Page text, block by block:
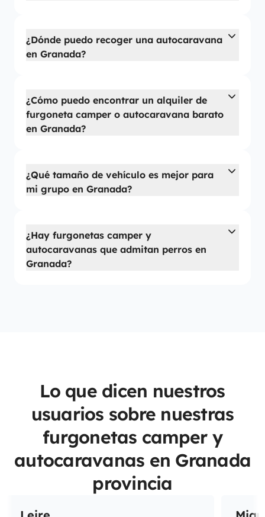
¿Dónde puedo recoger una autocaravana
en Granada?
¿Cómo puedo encontrar un alquiler de
furgoneta camper o autocaravana barato
en Granada?
¿Qué tamaño de vehículo es mejor para
mi grupo en Granada?
¿Hay furgonetas camper y
autocaravanas que admitan perros en
Granada?
Lo que dicen nuestros
usuarios sobre nuestras
furgonetas camper y
autocaravanas en Granada
provincia